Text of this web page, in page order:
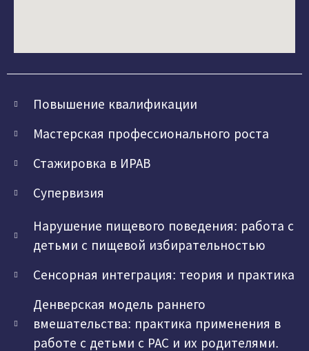
Повышение квалификации
Мастерская профессионального роста
Стажировка в ИРАВ
Супервизия
Нарушение пищевого поведения: работа с
детьми с пищевой избирательностью
Сенсорная интеграция: теория и практика
Денверская модель раннего
вмешательства: практика применения в
работе с детьми с РАС и их родителями.